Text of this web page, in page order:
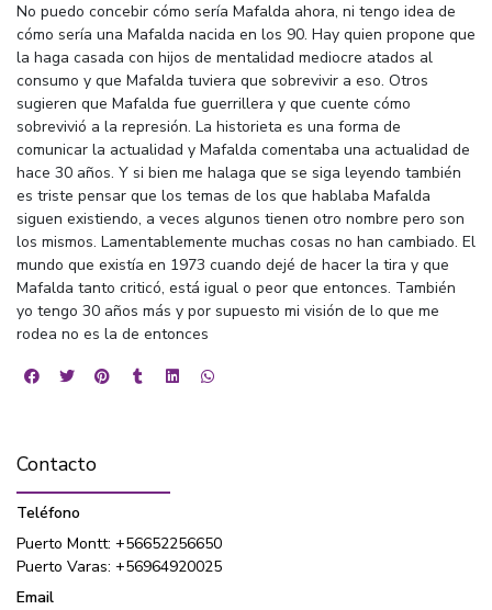
No puedo concebir cómo sería Mafalda ahora, ni tengo idea de
cómo sería una Mafalda nacida en los 90. Hay quien propone que
la haga casada con hijos de mentalidad mediocre atados al
consumo y que Mafalda tuviera que sobrevivir a eso. Otros
sugieren que Mafalda fue guerrillera y que cuente cómo
sobrevivió a la represión. La historieta es una forma de
comunicar la actualidad y Mafalda comentaba una actualidad de
hace 30 años. Y si bien me halaga que se siga leyendo también
es triste pensar que los temas de los que hablaba Mafalda
siguen existiendo, a veces algunos tienen otro nombre pero son
los mismos. Lamentablemente muchas cosas no han cambiado. El
mundo que existía en 1973 cuando dejé de hacer la tira y que
Mafalda tanto criticó, está igual o peor que entonces. También
yo tengo 30 años más y por supuesto mi visión de lo que me
rodea no es la de entonces
Contacto
Teléfono
Puerto Montt: +56652256650
Puerto Varas: +56964920025
Email